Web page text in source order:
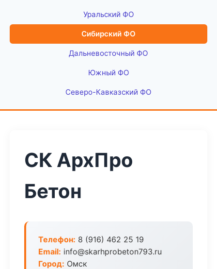
Уральский ФО
Сибирский ФО
Дальневосточный ФО
Южный ФО
Северо-Кавказский ФО
СК АрхПро
Бетон
Телефон: 8 (916) 462 25 19
Email: info@skarhprobeton793.ru
Город: Омск